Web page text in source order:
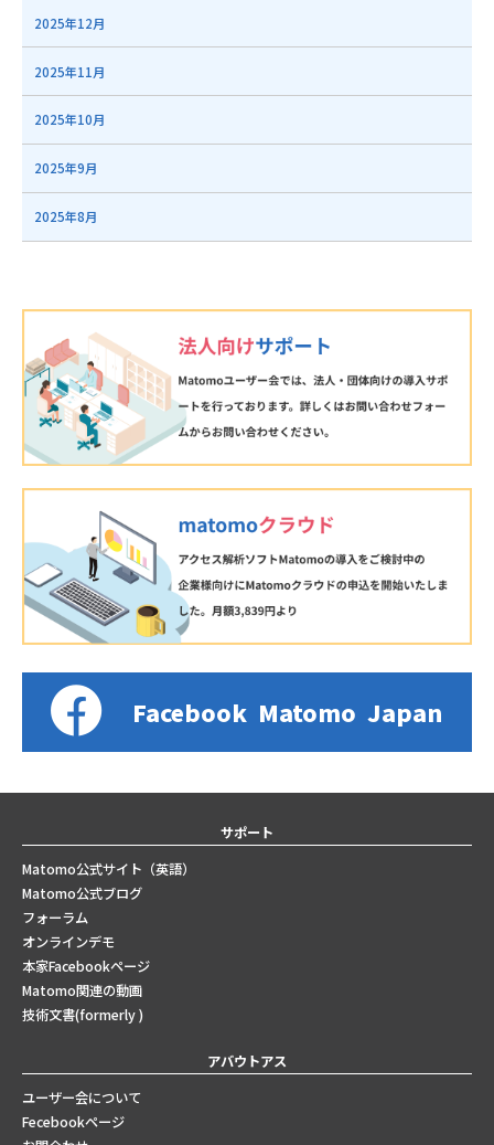
2025年12月
2025年11月
2025年10月
2025年9月
2025年8月
Facebook Matomo Japan
サポート
Matomo公式サイト（英語）
Matomo公式ブログ
フォーラム
オンラインデモ
本家Facebookページ
Matomo関連の動画
技術文書(formerly )
アバウトアス
ユーザー会について
Fecebookページ